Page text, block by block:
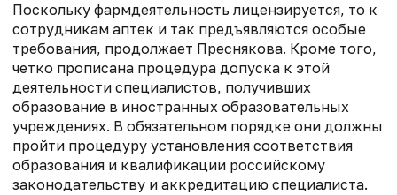
Поскольку фармдеятельность лицензируется, то к
сотрудникам аптек и так предъявляются особые
требования, продолжает Преснякова. Кроме того,
четко прописана процедура допуска к этой
деятельности специалистов, получивших
образование в иностранных образовательных
учреждениях. В обязательном порядке они должны
пройти процедуру установления соответствия
образования и квалификации российскому
законодательству и аккредитацию специалиста.